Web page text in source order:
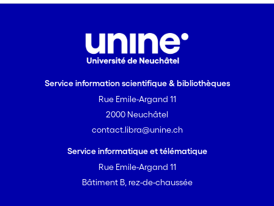
Service information scientifique & bibliothèques
Rue Emile-Argand 11
2000 Neuchâtel
contact.libra@unine.ch
Service informatique et télématique
Rue Emile-Argand 11
Bâtiment B, rez-de-chaussée